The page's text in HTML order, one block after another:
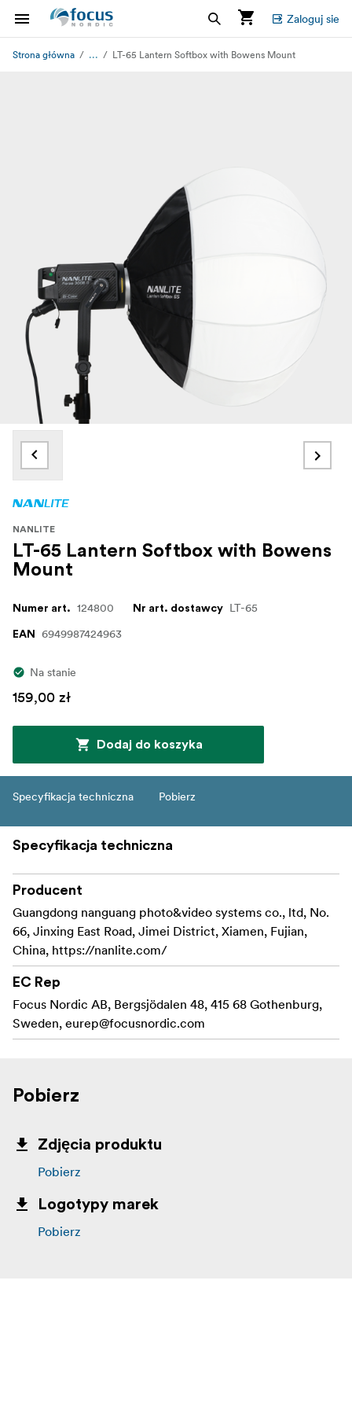
Zaloguj sie
Strona główna ... LT-65 Lantern Softbox with Bowens Mount
NANLITE
LT-65 Lantern Softbox with Bowens
Mount
Numer art. 124800 Nr art. dostawcy LT-65
EAN 6949987424963
Na stanie
159,00 zł
Dodaj do koszyka
Specyfikacja techniczna Pobierz
Specyfikacja techniczna
Producent
Guangdong nanguang photo&video systems co., ltd, No.
66, Jinxing East Road, Jimei District, Xiamen, Fujian,
China, https://nanlite.com/
EC Rep
Focus Nordic AB, Bergsjödalen 48, 415 68 Gothenburg,
Sweden, eurep@focusnordic.com
Pobierz
Zdjęcia produktu
Pobierz
Logotypy marek
Pobierz